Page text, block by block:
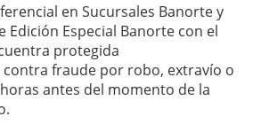
en Sucursales Banorte y
Edición Especial Banorte con el
protegida
fraude por robo, extravío o
antes del momento de la